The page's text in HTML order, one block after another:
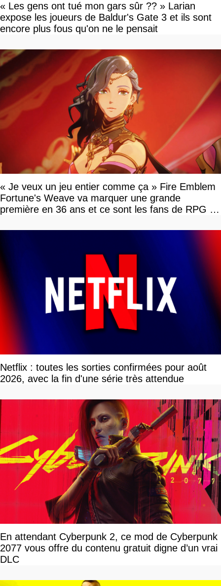
« Les gens ont tué mon gars sûr ?? » Larian
expose les joueurs de Baldur's Gate 3 et ils sont
encore plus fous qu'on ne le pensait
« Je veux un jeu entier comme ça » Fire Emblem
Fortune's Weave va marquer une grande
première en 36 ans et ce sont les fans de RPG en
Netflix : toutes les sorties confirmées pour août
2026, avec la fin d'une série très attendue
En attendant Cyberpunk 2, ce mod de Cyberpunk
2077 vous offre du contenu gratuit digne d’un vrai
DLC